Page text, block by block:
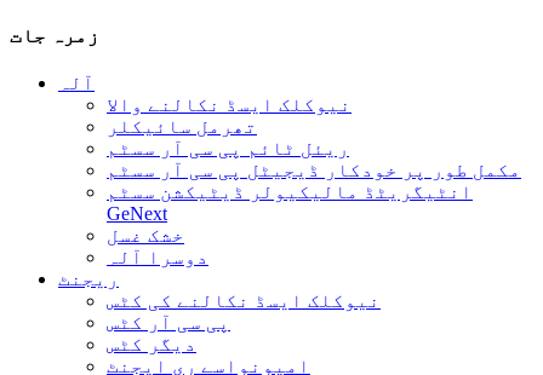
زمرہ جات
آلہ
نیوکلک ایسڈ نکالنے والا
تھرمل سائیکلر
ریئل ٹائم پی سی آر سسٹم
مکمل طور پر خودکار ڈیجیٹل پی سی آر سسٹم
انٹیگریٹڈ مالیکیولر ڈیٹیکشن سسٹم
GeNext
خشک غسل
دوسرا آلہ
ریجنٹ
نیوکلک ایسڈ نکالنے کی کٹس
پی سی آر کٹس
دیگر کٹس
امیونواسے ری ایجنٹ